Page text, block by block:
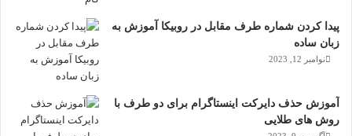
پیدا کردن شماره طرف مقابل در روبیکا آموزش به
زبان ساده
نوامبر 12, 2023
آموزش حذف دایرکت اینستاگرام برای دو طرف با
روش های طلایی